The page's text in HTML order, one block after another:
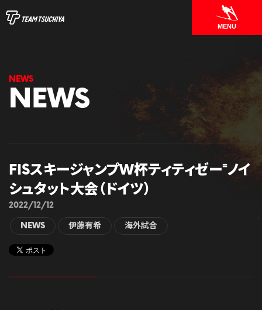
MENU
NEWS
FISスキージャンプW杯ティティゼー⁼ノイ
シュタット大会（ドイツ）
2022/12/12
NEWS 伊藤有希 海外試合